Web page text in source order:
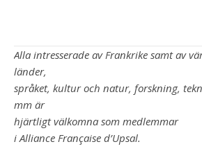
Alla intresserade av Frankrike samt av
länder,
språket, kultur och natur, forskning,
mm är
hjärtligt välkomna som medlemmar
i Alliance Française d’Upsal.